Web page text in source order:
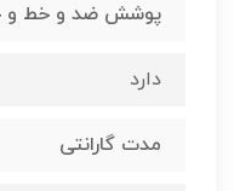
پوشش ضد و خط و
دارد
مدت گارانتی